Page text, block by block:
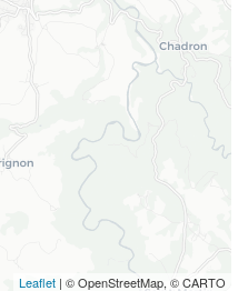
Leaflet | © OpenStreetMap, © CARTO